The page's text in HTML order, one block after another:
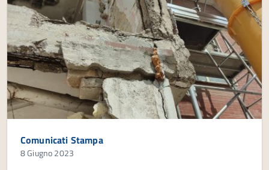
Comunicati Stampa
8 Giugno 2023